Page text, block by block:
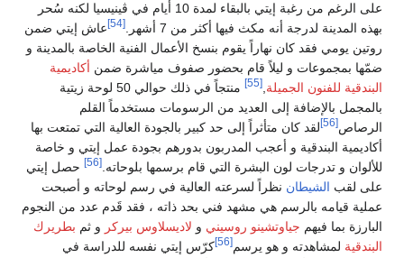
على الرغم من رغبة إيتي بالبقاء لمدة 10 أيام في ڤينيسيا لكنه سُحر
بهذه المدينة لدرجة أنه مكث فيها أكثر من 7 أشهر.
[54]
عاش إيتي ضمن
روتين يومي فقد كان نهاراً يقوم بنسخ الأعمال الفنية الخاصة بالمدينة و
ضمّها بمجموعات و ليلاً قام بحضور صفوف مياشرة ضمن أكاديمية
البندقية للفنون الجميلة,
[55]
منتجاً في ذلك حوالي 50 لوحة زيتية
بالمجمل بالإضافة إلى العديد من الرسومات مستخدماً القلم
الرصاص[56]
لقد كان متأثراً إلى حد كبير بالجودة العالية التي تمتعت بها
أكاديمية البندقية و أعجب المدربون بدورهم بجودة عمل إيتي و خاصة
للألوان و تدرجات لون البشرة التي قام برسمها بلوحاته.[56]
حصل إيتي
على لقب الشيطان نظراً لسرعته العالية في رسم لوحاته و أصبحت
عملية قيامه بالرسم هي مشهد فني بحد ذاته ، فقد قَدم عدد من النجوم
البارزة بما فيهم جياوتشينو روسيني و لاديسلاوس بيركر و ثم بطريرك
البندقية لمشاهدته و هو يرسم[56]
كرّس إيتي نفسه للدراسة في